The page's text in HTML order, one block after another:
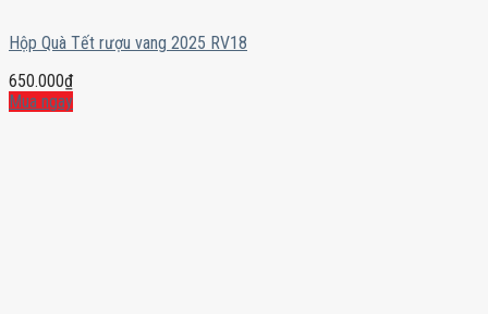
Hộp Quà Tết rượu vang 2025 RV18
650.000₫
Mua ngay